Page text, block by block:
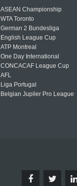
ASEAN Championship
WTA Toronto
German 2 Bundesliga
English League Cup
ATP Montreal
One Day International
CONCACAF League Cup
AFL
Liga Portugal
Belgian Jupiler Pro League